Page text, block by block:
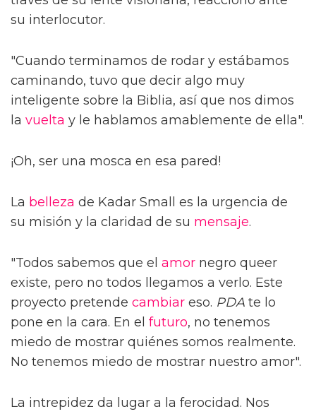
su interlocutor.
"Cuando terminamos de rodar y estábamos
caminando, tuvo que decir algo muy
inteligente sobre la Biblia, así que nos dimos
la vuelta y le hablamos amablemente de ella".
¡Oh, ser una mosca en esa pared!
La belleza de Kadar Small es la urgencia de
su misión y la claridad de su mensaje.
"Todos sabemos que el amor negro queer
existe, pero no todos llegamos a verlo. Este
proyecto pretende cambiar eso. PDA te lo
pone en la cara. En el futuro, no tenemos
miedo de mostrar quiénes somos realmente.
No tenemos miedo de mostrar nuestro amor".
La intrepidez da lugar a la ferocidad. Nos